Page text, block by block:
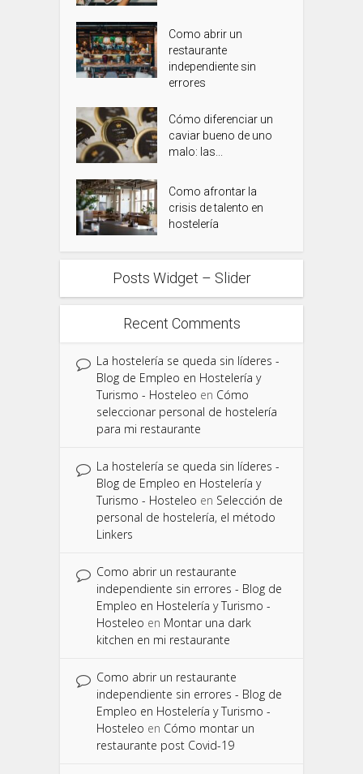
Como abrir un
restaurante
independiente sin
errores
Cómo diferenciar un
caviar bueno de uno
malo: las...
Como afrontar la
crisis de talento en
hostelería
Posts Widget – Slider
Recent Comments
La hostelería se queda sin líderes -
Blog de Empleo en Hostelería y
Turismo - Hosteleo en Cómo
seleccionar personal de hostelería
para mi restaurante
La hostelería se queda sin líderes -
Blog de Empleo en Hostelería y
Turismo - Hosteleo en Selección de
personal de hostelería, el método
Linkers
Como abrir un restaurante
independiente sin errores - Blog de
Empleo en Hostelería y Turismo -
Hosteleo en Montar una dark
kitchen en mi restaurante
Como abrir un restaurante
independiente sin errores - Blog de
Empleo en Hostelería y Turismo -
Hosteleo en Cómo montar un
restaurante post Covid-19